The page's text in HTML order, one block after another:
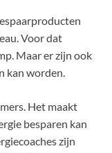
Voor dat
Maar er zijn ook
kan worden.
Het maakt
besparen kan
zijn